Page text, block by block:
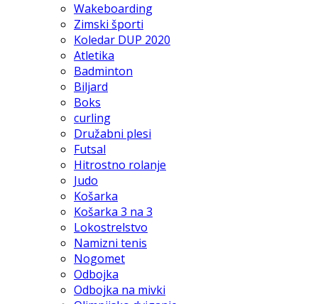
Wakeboarding
Zimski športi
Koledar DUP 2020
Atletika
Badminton
Biljard
Boks
curling
Družabni plesi
Futsal
Hitrostno rolanje
Judo
Košarka
Košarka 3 na 3
Lokostrelstvo
Namizni tenis
Nogomet
Odbojka
Odbojka na mivki